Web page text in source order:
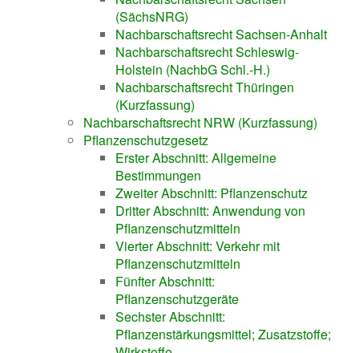
(SächsNRG)
Nachbarschaftsrecht Sachsen-Anhalt
Nachbarschaftsrecht Schleswig-
Holstein (NachbG Schl.-H.)
Nachbarschaftsrecht Thüringen
(Kurzfassung)
Nachbarschaftsrecht NRW (Kurzfassung)
Pflanzenschutzgesetz
Erster Abschnitt: Allgemeine
Bestimmungen
Zweiter Abschnitt: Pflanzenschutz
Dritter Abschnitt: Anwendung von
Pflanzenschutzmitteln
Vierter Abschnitt: Verkehr mit
Pflanzenschutzmitteln
Fünfter Abschnitt:
Pflanzenschutzgeräte
Sechster Abschnitt:
Pflanzenstärkungsmittel; Zusatzstoffe;